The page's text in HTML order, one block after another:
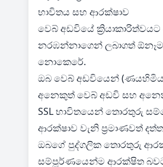
භාවිතය සහ ආරක්ෂාව
වෙබ් අඩවියේ
නරඹන්නාගෙන් ලබාගත්
නොකෙරේ.
ඔබ වෙබ් අඩවියෙන්
අනෙකුත් වෙබ් අඩවි සහ
SSL භාවිතයෙන් තොරතුරු
ආරක්ෂාව වැනි ප්‍රමාණවත්
ඔබගේ පුද්ගලික තොරතුරු
සම්පූර්ණයෙන්ම ආරක්ෂිත